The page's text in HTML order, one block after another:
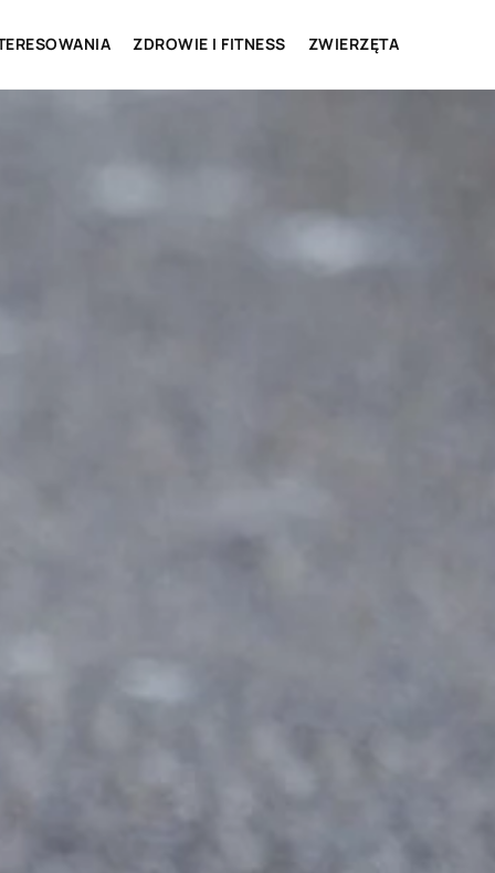
ZDROWIE I FITNESS ZWIERZĘTA